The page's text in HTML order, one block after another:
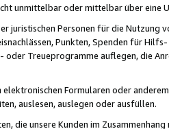
unmittelbar oder mittelbar über eine
juristischen Personen für die Nutzung
Punkten, Spenden für
oder Treueprogramme auflegen, die
Formularen oder
auslesen, auslegen oder ausfüllen.
die unsere Kunden im